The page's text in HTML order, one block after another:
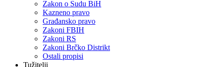
Zakon o Sudu BiH
Kazneno pravo
Građansko pravo
Zakoni FBIH
Zakoni RS
Zakoni Brčko Distrikt
Ostali propisi
Tužitelji